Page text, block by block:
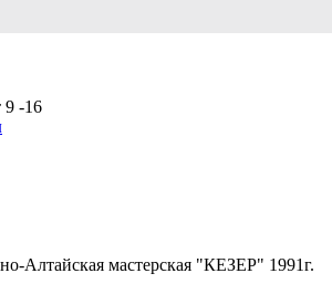
-16
Алтайская мастерская "КЕЗЕР" 1991г.